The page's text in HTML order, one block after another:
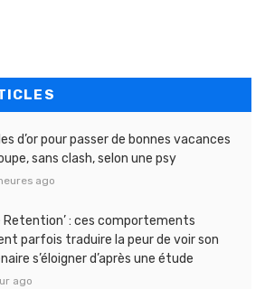
d’or pour passer de bonnes vacances
sans clash, selon une psy
ago
Retention’ : ces comportements
parfois traduire la peur de voir son
s’éloigner d’après une étude
ago